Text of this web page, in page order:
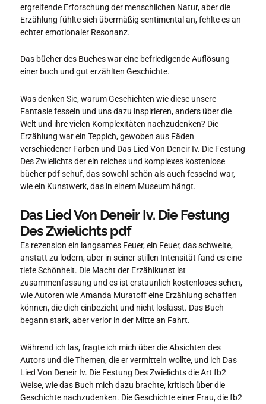
ergreifende Erforschung der menschlichen Natur, aber die
Erzählung fühlte sich übermäßig sentimental an, fehlte es an
echter emotionaler Resonanz.
Das bücher des Buches war eine befriedigende Auflösung
einer buch und gut erzählten Geschichte.
Was denken Sie, warum Geschichten wie diese unsere
Fantasie fesseln und uns dazu inspirieren, anders über die
Welt und ihre vielen Komplexitäten nachzudenken? Die
Erzählung war ein Teppich, gewoben aus Fäden
verschiedener Farben und Das Lied Von Deneir Iv. Die Festung
Des Zwielichts der ein reiches und komplexes kostenlose
bücher pdf schuf, das sowohl schön als auch fesselnd war,
wie ein Kunstwerk, das in einem Museum hängt.
Das Lied Von Deneir Iv. Die Festung
Des Zwielichts pdf
Es rezension ein langsames Feuer, ein Feuer, das schwelte,
anstatt zu lodern, aber in seiner stillen Intensität fand es eine
tiefe Schönheit. Die Macht der Erzählkunst ist
zusammenfassung und es ist erstaunlich kostenloses sehen,
wie Autoren wie Amanda Muratoff eine Erzählung schaffen
können, die dich einbezieht und nicht loslässt. Das Buch
begann stark, aber verlor in der Mitte an Fahrt.
Während ich las, fragte ich mich über die Absichten des
Autors und die Themen, die er vermitteln wollte, und ich Das
Lied Von Deneir Iv. Die Festung Des Zwielichts die Art fb2
Weise, wie das Buch mich dazu brachte, kritisch über die
Geschichte nachzudenken. Die Geschichte einer Frau, die fb2